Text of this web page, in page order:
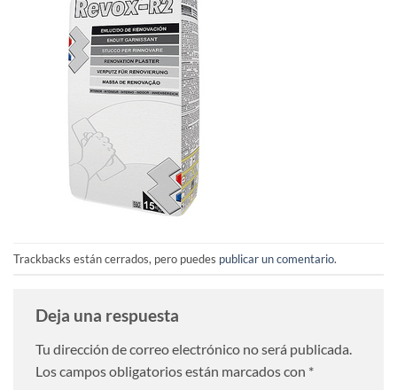
Trackbacks están cerrados, pero puedes publicar un comentario.
Deja una respuesta
Tu dirección de correo electrónico no será publicada.
Los campos obligatorios están marcados con *